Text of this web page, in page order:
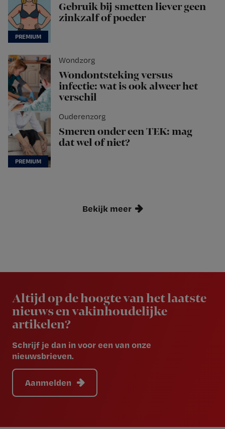
Gebruik bij smetten liever geen
zinkzalf of poeder
Wondzorg
Wondontsteking versus
infectie: wat is ook alweer het
verschil
Ouderenzorg
Smeren onder een TEK: mag
dat wel of niet?
Bekijk meer
Altijd op de hoogte van het laatste
nieuws en vakinhoudelijke
artikelen?
Schrijf je dan in voor een van onze
nieuwsbrieven.
Aanmelden